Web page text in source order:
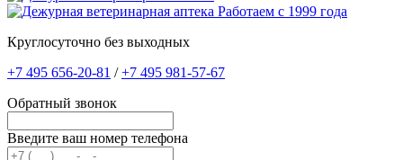
Работаем с 1999 года
Круглосуточно без выходных
+7 495 656-20-81 /+7 495 981-57-67
Обратный звонок
Введите ваш номер телефона